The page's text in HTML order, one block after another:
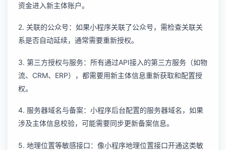
资金进入新主体账户。
2. 关联的公众号：如果小程序关联了公众号，需检查关联关
系是否自动延续，通常需要重新授权。
3. 第三方授权与服务：所有通过API接入的第三方服务（如物
流、CRM、ERP），都需要用新主体信息重新获取和配置授
权。
4. 服务器域名与备案：小程序后台配置的服务器域名，如果
涉及主体信息校验，可能需要同步更新备案信息。
5. 地理位置等敏感接口：像小程序地理位置接口开通这类敏